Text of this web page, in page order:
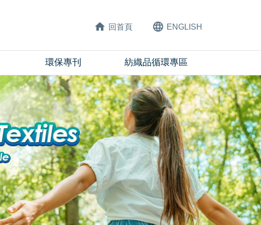
home 回首頁 language ENGLISH
環保專刊 紡織品循環專區